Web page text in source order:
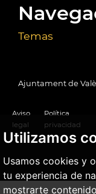
Utilizamos
Usamos cookies y
tu experiencia de
mostrarte
Temas
Ajuntament de
Aviso
legal
Política
privacidad